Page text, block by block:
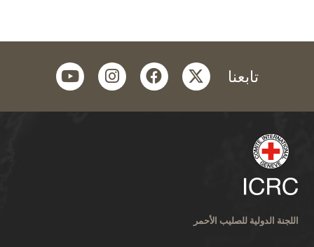
تابعنا twitter
facebook
instagram
youtube
اللجنة الدولية للصليب الأحمر